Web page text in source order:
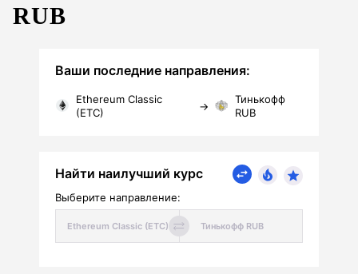
RUB
Ваши последние направления:
Ethereum Classic
(ETC)
→
Тинькофф
RUB
Найти наилучший курс
Выберите направление: